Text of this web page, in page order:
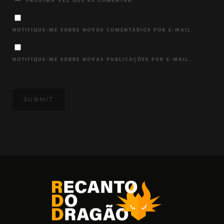
NOTIFIQUE-ME SOBRE NOVOS COMENTÁRIOS POR E-MAIL.
NOTIFIQUE-ME SOBRE NOVAS PUBLICAÇÕES POR E-MAIL.